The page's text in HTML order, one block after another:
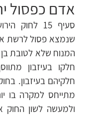
אדם כפסול
שנמצא פסול לרשת
המנוח שלא לטובת בן
חלקו בעיזבון
חלקיהם בעיזבון.
מתייחס למקרה בו
ולמעשה לשון החוק